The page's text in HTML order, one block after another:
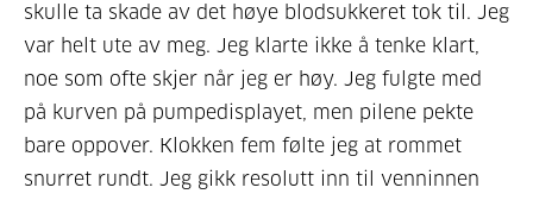
skulle ta skade av det høye blodsukkeret tok til. Jeg
var helt ute av meg. Jeg klarte ikke å tenke klart,
noe som ofte skjer når jeg er høy. Jeg fulgte med
på kurven på pumpedisplayet, men pilene pekte
bare oppover. Klokken fem følte jeg at rommet
snurret rundt. Jeg gikk resolutt inn til venninnen